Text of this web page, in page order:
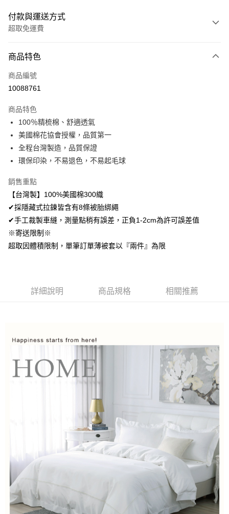
付款與運送方式
超取免運費
信用卡一次付款
超商取貨付款
Apple Pay
悠遊付
Google Pay
AFTEE先享後付
相關說明
AFTEE先享後付是「在收到商品之後才付款」的支付方式。 讓您購物簡單
便利好安心！
１．簡單：不需註冊會員、不需綁卡、不需儲值。
２．便利：只要手機號碼，簡訊認證，即可結帳。
３．安心：先確認商品／服務後，再付款。
２．訂單成立數日內，您將收到繳費通知簡訊。
後付繳納相關費用。
※ 交易是否成功請以「AFTEE先享後付 」之結帳頁面顯示為準，若有關於
是否繳費成功／繳費後需取消欲退款等相關疑問，請聯繫「AFTEE先享後付
客戶支援中心」
https://netprotections.freshdesk.com/support/home
１．透過由恩沛科技股份有限公司提供之「AFTEE先享後付」服務完成之交
易，需依本服務之必要範圍內提供個人資料，並將交易相關給付款項請求債
權轉讓予恩沛科技股份有限公司。
２．關於個人資料處理事宜，請瀏覽以下網址：
https://aftee.tw/terms/#terms3
３．未成年的使用者請事先徵得法定代理人或監護人之同意方可使用
「AFTEE先享後付」，若未經同意申辦者引起之損失，本公司不負相關責
４．使用「AFTEE先享後付」時，將依據個別帳號之用戶狀況，依本公司即
時審查核予不同之上限額度；若仍有額度不足之情形，本公司將視審查結果
請求用戶進行身份認證。
５．嚴禁一人註冊多個帳號或使用他人資訊註冊。若發現惡意使用之情形，
恩沛科技股份有限公司將有權停止該用戶之使用額度並採取法律行動。
ATM付款
運送方式
全家取貨付款
每筆NT$60，滿NT$499(含以上)免運費
每筆NT$100，滿NT$499(含以上)免運費
商品特色
商品編號
10088761
商品特色
100％精梳棉、舒適透氣
美國棉花協會授權，品質第一
全程台灣製造，品質保證
環保印染，不易退色，不易起毛球
銷售重點
【台灣製】100%美國棉300織
✔採隱藏式拉鍊皆含有8條被胎綁繩
✔手工裁製車縫，測量點稍有誤差，正負1-2cm為許可誤差值
※寄送限制※
超取因體積限制，單筆訂單薄被套以『兩件』為限
詳細說明 商品規格 相關推薦